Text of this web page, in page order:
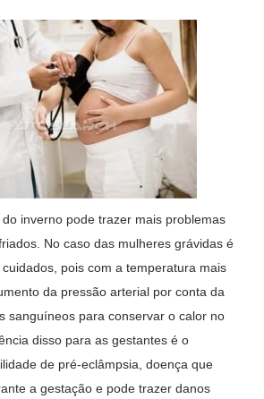
inverno pode trazer mais problemas
No caso das mulheres grávidas é
pois com a temperatura mais
da pressão arterial por conta da
sanguíneos para conservar o calor no
disso para as gestantes é o
de pré-eclâmpsia, doença que
a gestação e pode trazer danos